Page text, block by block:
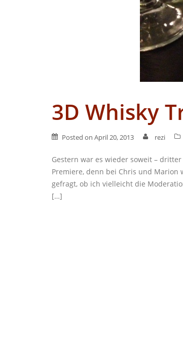
3D Whisky
Posted on April 20, 2013 rezi
Gestern war es wieder soweit –
Premiere, denn bei Chris und
gefragt, ob ich vielleicht die
[…]